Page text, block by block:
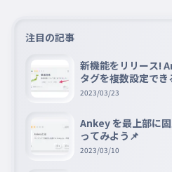
注目の記事
新機能をリリース!
タグを複数設定で
2023/03/23
Ankey を最上部に
ってみよう📌
2023/03/10